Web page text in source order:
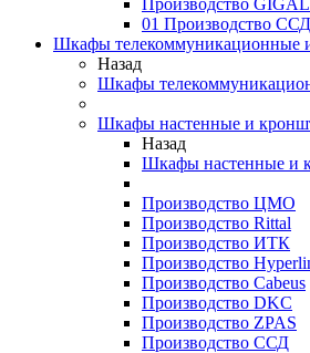
Производство
01 Производство ССД
Шкафы телекоммуникационные
Назад
Шкафы
Шкафы настенные и
Назад
Шкафы настенные и
Производство ЦМО
Производство Rittal
Производство ИТК
Производство
Производство Cabeus
Производство DKC
Производство ZPAS
Производство ССД